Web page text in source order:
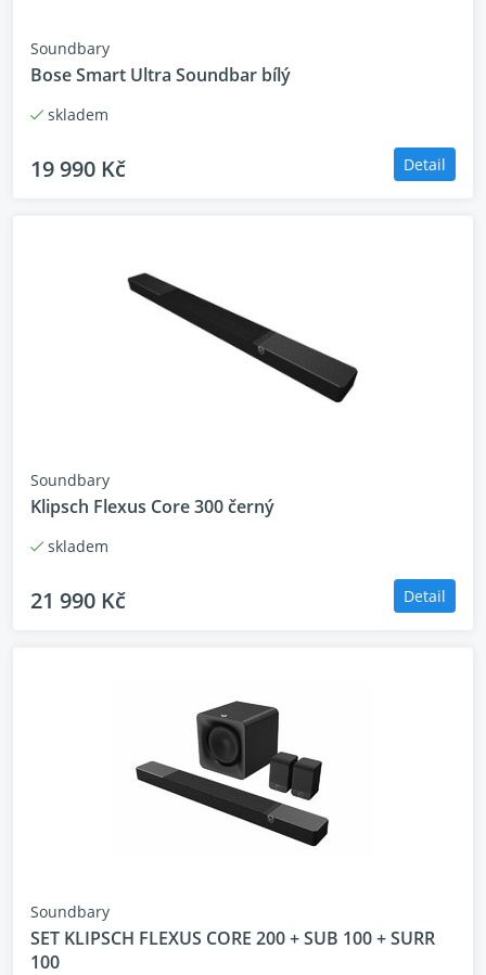
Soundbary
Bose Smart Ultra Soundbar bílý
skladem
19 990 Kč Detail
Soundbary
Klipsch Flexus Core 300 černý
skladem
21 990 Kč Detail
Soundbary
SET KLIPSCH FLEXUS CORE 200 + SUB 100 + SURR
100